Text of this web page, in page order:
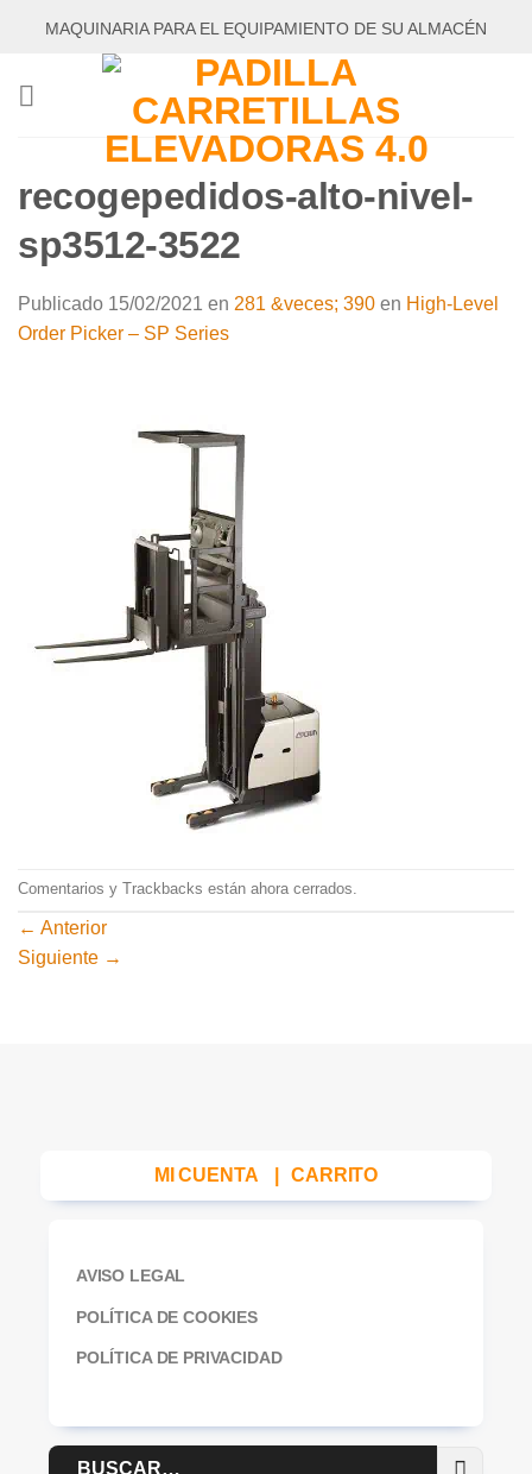
MAQUINARIA PARA EL EQUIPAMIENTO DE SU ALMACÉN
recogepedidos-alto-nivel-
sp3512-3522
Publicado 15/02/2021 en 281 &veces; 390 en High-Level
Order Picker – SP Series
Comentarios y Trackbacks están ahora cerrados.
← Anterior
Siguiente →
MI CUENTA CARRITO
AVISO LEGAL
POLÍTICA DE COOKIES
POLÍTICA DE PRIVACIDAD
Buscar